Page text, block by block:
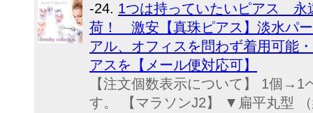
-24. 1つは持っていたいピアス 永
荷！ 激安【真珠ピアス】淡水パ
アル、オフィスを問わず着用可能
アスを【メール便対応可】
【注文個数表示について】 1個→1
す。 【マラソンJ2】 ▼扁平丸型